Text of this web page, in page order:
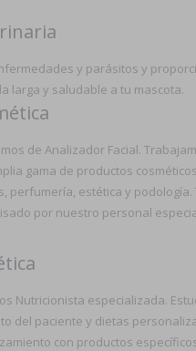
y parásitos y
larga y saludable a tu mascota.
de Analizador Facial.
gama de productos cosméticos
perfumería, estética y podología.
por nuestro personal
Nutricionista especializada.
del paciente y dietas
con productos